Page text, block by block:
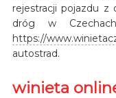
rejestracji pojazdu z
dróg w
https://
autostrad.
winieta